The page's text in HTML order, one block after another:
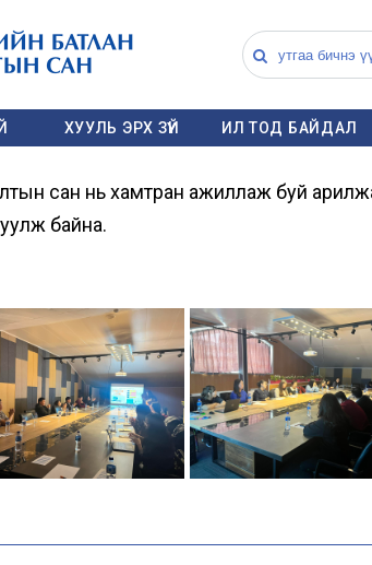
ХУУЛЬ ЭРХ ЗҮЙ ИЛ ТОД БАЙДАЛ
сан нь хамтран ажиллаж буй
байна.